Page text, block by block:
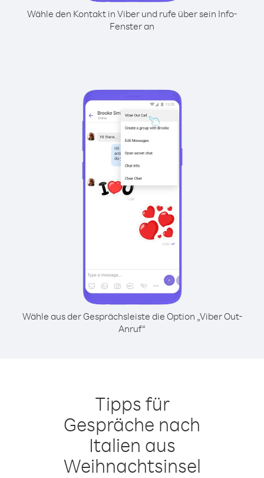
Wähle den Kontakt in Viber und rufe über sein Info-
Fenster an
Wähle aus der Gesprächsleiste die Option „Viber Out-
Anruf“
Tipps für
Gespräche nach
Italien aus
Weihnachtsinsel